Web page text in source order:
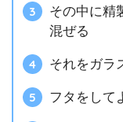
その中に精
混ぜる
それをガラ
フタをして